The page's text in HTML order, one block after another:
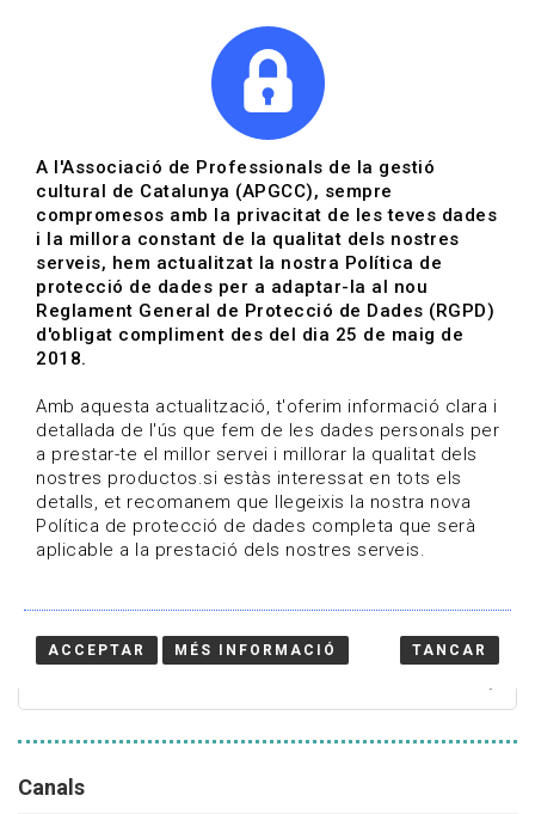
Actualitza't
Vols estar al dia?
HOME / BLOG
Estigues al dia
Convocatòries, activitats i notícies del sector de la
cultura.
Canals
A l'Associació de Professionals de la gestió
cultural de Catalunya (APGCC), sempre
compromesos amb la privacitat de les teves dades
i la millora constant de la qualitat dels nostres
serveis, hem actualitzat la nostra Política de
protecció de dades per a adaptar-la al nou
Reglament General de Protecció de Dades (RGPD)
d'obligat compliment des del dia 25 de maig de
2018.
Amb aquesta actualització, t'oferim informació clara i
detallada de l'ús que fem de les dades personals per
a prestar-te el millor servei i millorar la qualitat dels
nostres productos.si estàs interessat en tots els
detalls, et recomanem que llegeixis la nostra nova
Política de protecció de dades completa que serà
aplicable a la prestació dels nostres serveis.
ACCEPTAR MÉS INFORMACIÓ TANCAR